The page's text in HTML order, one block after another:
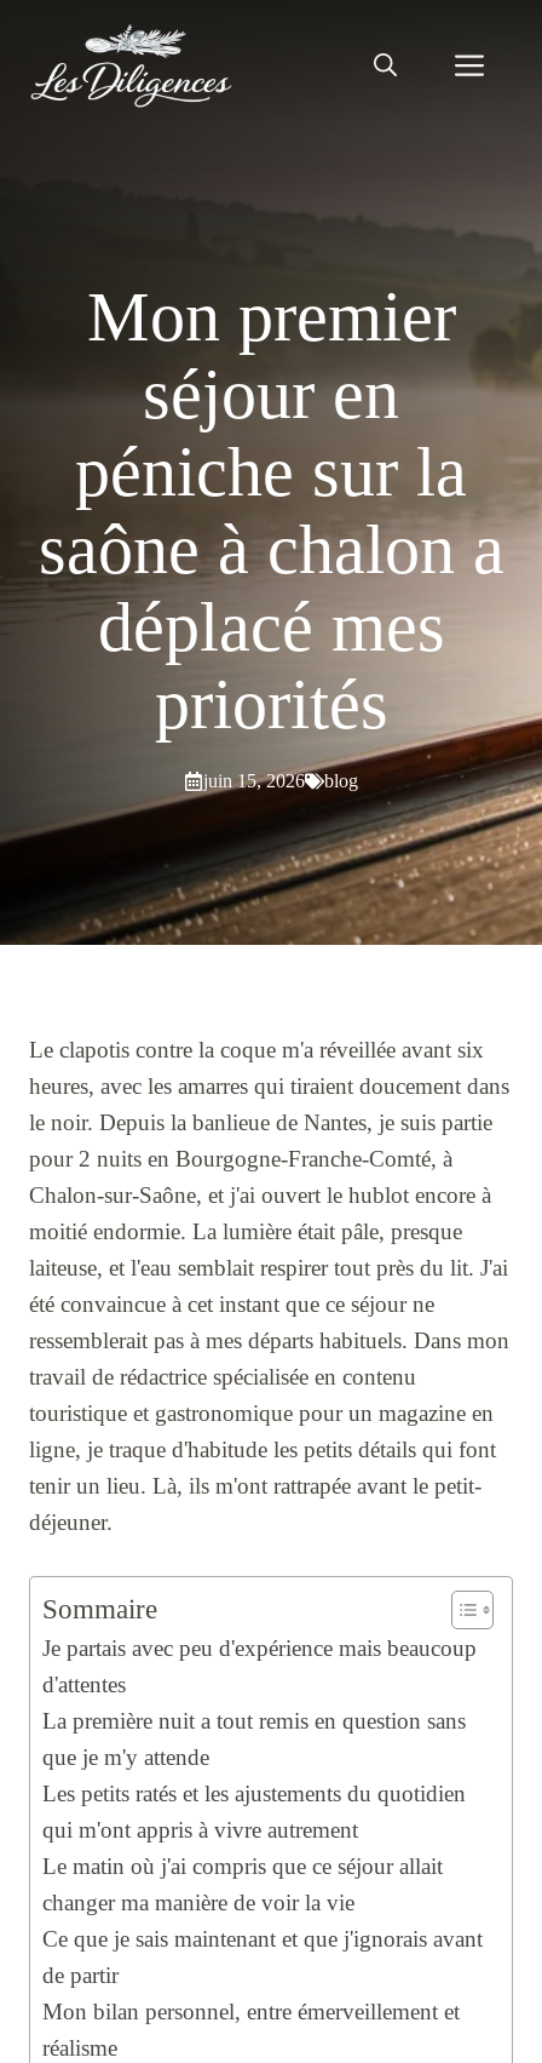
contenu
Mon premier
séjour en
péniche sur la
saône à chalon a
déplacé mes
priorités
juin 15, 2026 blog
Le clapotis contre la coque m'a réveillée avant six
heures, avec les amarres qui tiraient doucement dans
le noir. Depuis la banlieue de Nantes, je suis partie
pour 2 nuits en Bourgogne-Franche-Comté, à
Chalon-sur-Saône, et j'ai ouvert le hublot encore à
moitié endormie. La lumière était pâle, presque
laiteuse, et l'eau semblait respirer tout près du lit. J'ai
été convaincue à cet instant que ce séjour ne
ressemblerait pas à mes départs habituels. Dans mon
travail de rédactrice spécialisée en contenu
touristique et gastronomique pour un magazine en
ligne, je traque d'habitude les petits détails qui font
tenir un lieu. Là, ils m'ont rattrapée avant le petit-
déjeuner.
Sommaire
Je partais avec peu d'expérience mais beaucoup
d'attentes
La première nuit a tout remis en question sans
que je m'y attende
Les petits ratés et les ajustements du quotidien
qui m'ont appris à vivre autrement
Le matin où j'ai compris que ce séjour allait
changer ma manière de voir la vie
Ce que je sais maintenant et que j'ignorais avant
de partir
Mon bilan personnel, entre émerveillement et
réalisme